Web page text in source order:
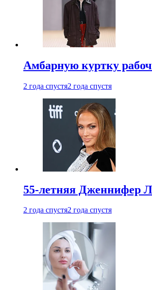
Амбарную куртку
2 года спустя2 года спустя
55-летняя Дженнифер
2 года спустя2 года спустя